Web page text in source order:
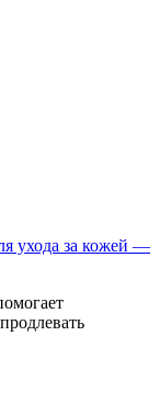
ухода за кожей —